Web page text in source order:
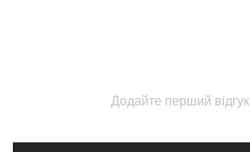
Додайте перший відгук